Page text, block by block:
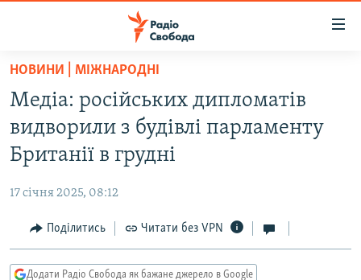
Перейти
основного
матеріалу
Перейти
до
основної
Перейти
до
пошуку
ВСЕ ЗА ДОБУ
СТАТТІ
ЕКОНОМІКА
СУСПІЛЬСТВО
РОСІЙСЬКА «ФІЛЬТРАЦІЯ»
ДОНБАС.РЕАЛІЇ
НОВИНИ | МІЖНАРОДНІ
Медіа: російських дипломатів
видворили з будівлі парламенту
Британії в грудні
17 січня 2025, 08:12
Поділитись Читати без VPN
Додати Радіо Свобода як бажане джерело в Google